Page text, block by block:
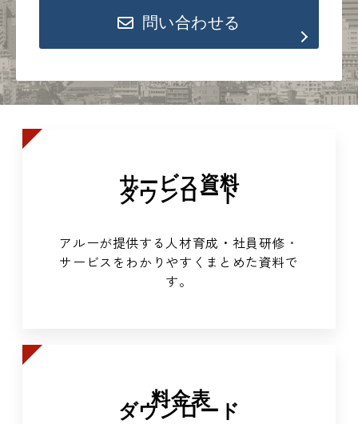
問い合わせる
サービス資料
ダウンロード
アルーが提供する人材育成・社員研修 ・
サービスをわかりやすくまとめた資料で
す。
料金表
ダウンロード